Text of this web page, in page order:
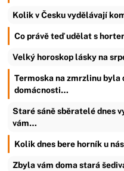
Kolik v Česku vydělávají
Co právě teď udělat s
Velký horoskop lásky na
Termoska na zmrzlinu byla
domácnosti…
Staré sáně sběratelé dnes
vám…
Kolik dnes bere horník u
Zbyla vám doma stará